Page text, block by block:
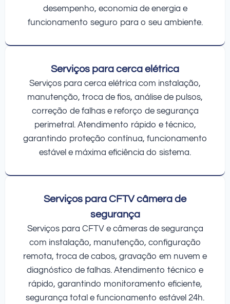
desempenho, economia de energia e
funcionamento seguro para o seu ambiente.
Serviços para cerca elétrica
Serviços para cerca elétrica com instalação,
manutenção, troca de fios, análise de pulsos,
correção de falhas e reforço de segurança
perimetral. Atendimento rápido e técnico,
garantindo proteção contínua, funcionamento
estável e máxima eficiência do sistema.
Serviços para CFTV câmera de
segurança
Serviços para CFTV e câmeras de segurança
com instalação, manutenção, configuração
remota, troca de cabos, gravação em nuvem e
diagnóstico de falhas. Atendimento técnico e
rápido, garantindo monitoramento eficiente,
segurança total e funcionamento estável 24h.